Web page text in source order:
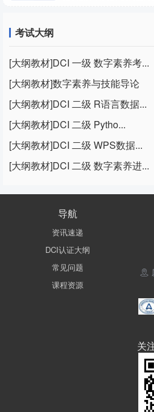
考试大纲
[大纲教材]DCI 一级 数字素养考...
[大纲教材]数字素养与技能导论
[大纲教材]DCI 二级 R语言数据...
[大纲教材]DCI 二级 Pytho...
[大纲教材]DCI 二级 WPS数据...
[大纲教材]DCI 二级 数字素养进...
导航
资讯速递
DCI认证大纲
常见问题
课程资源
关